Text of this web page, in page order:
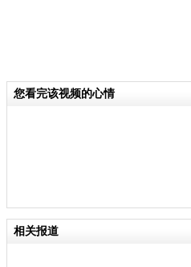
您看完该视频的心情
相关报道